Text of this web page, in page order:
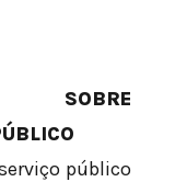
SOBRE
público